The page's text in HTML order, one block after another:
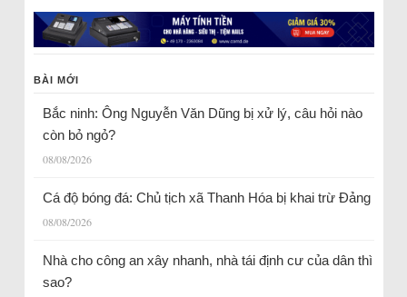
BÀI MỚI
Bắc ninh: Ông Nguyễn Văn Dũng bị xử lý, câu hỏi nào
còn bỏ ngỏ?
08/08/2026
Cá độ bóng đá: Chủ tịch xã Thanh Hóa bị khai trừ Đảng
08/08/2026
Nhà cho công an xây nhanh, nhà tái định cư của dân thì
sao?